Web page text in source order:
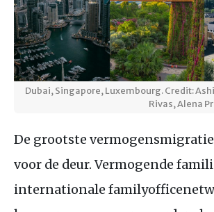
Dubai, Singapore, Luxembourg. Credit:
Rivas, Alena
De grootste
voor de deur. Vermogende
internationale